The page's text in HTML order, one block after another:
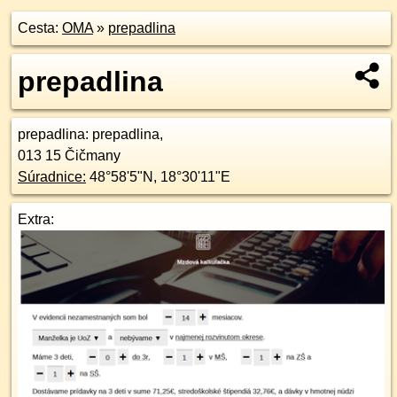
Cesta: OMA» prepadlina
prepadlina
prepadlina: prepadlina,
013 15 Čičmany
Súradnice: 48°58'5"N , 18°30'11"E
Extra: